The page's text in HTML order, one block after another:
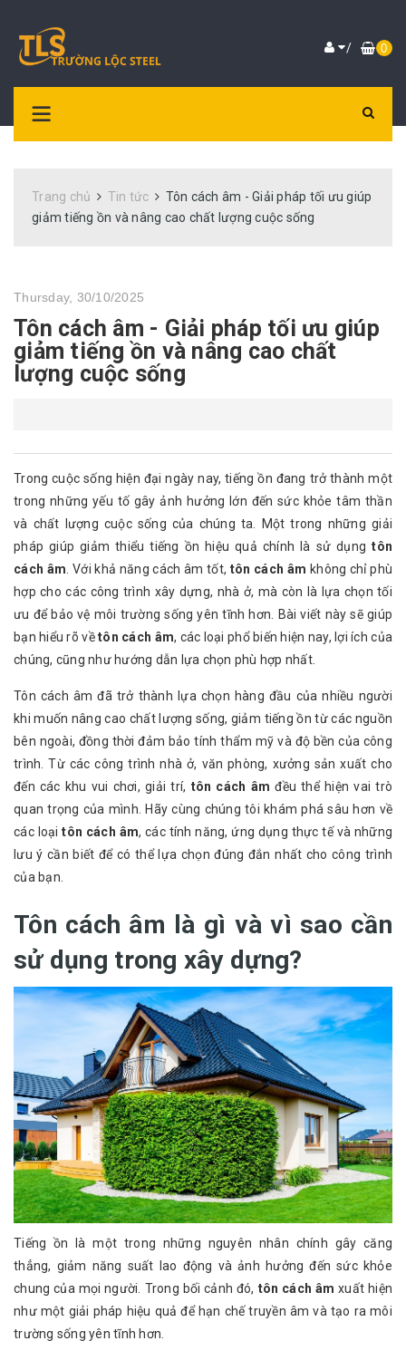
/ 0
Trang chủ Tin tức
Tôn cách âm - Giải pháp tối ưu giúp
giảm tiếng ồn và nâng cao chất lượng cuộc sống
Thursday, 30/10/2025
Tôn cách âm - Giải pháp tối ưu giúp
giảm tiếng ồn và nâng cao chất
lượng cuộc sống
Trong cuộc sống hiện đại ngày nay, tiếng ồn đang trở thành một
trong những yếu tố gây ảnh hưởng lớn đến sức khỏe tâm thần
và chất lượng cuộc sống của chúng ta. Một trong những giải
pháp giúp giảm thiểu tiếng ồn hiệu quả chính là sử dụngtôn
cách âm . Với khả năng cách âm tốt, tôn cách âm không chỉ phù
hợp cho các công trình xây dựng, nhà ở, mà còn là lựa chọn tối
ưu để bảo vệ môi trường sống yên tĩnh hơn. Bài viết này sẽ giúp
bạn hiểu rõ vềtôn cách âm, các loại phổ biến hiện nay, lợi ích của
chúng, cũng như hướng dẫn lựa chọn phù hợp nhất.
Tôn cách âm đã trở thành lựa chọn hàng đầu của nhiều người
khi muốn nâng cao chất lượng sống, giảm tiếng ồn từ các nguồn
bên ngoài, đồng thời đảm bảo tính thẩm mỹ và độ bền của công
trình. Từ các công trình nhà ở, văn phòng, xưởng sản xuất cho
đến các khu vui chơi, giải trí, tôn cách âm đều thể hiện vai trò
quan trọng của mình. Hãy cùng chúng tôi khám phá sâu hơn về
các loạitôn cách âm, các tính năng, ứng dụng thực tế và những
lưu ý cần biết để có thể lựa chọn đúng đắn nhất cho công trình
của bạn.
Tôn cách âm là gì và vì sao cần
sử dụng trong xây dựng?
Tiếng ồn là một trong những nguyên nhân chính gây căng
thẳng, giảm năng suất lao động và ảnh hưởng đến sức khỏe
chung của mọi người. Trong bối cảnh đó, tôn cách âm xuất hiện
như một giải pháp hiệu quả để hạn chế truyền âm và tạo ra môi
trường sống yên tĩnh hơn.